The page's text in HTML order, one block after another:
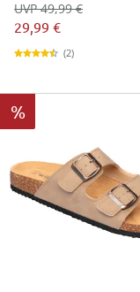
29,99 €
UVP 49,99 €
(2)
%